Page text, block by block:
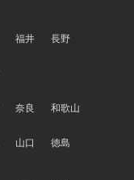
福井 長野
奈良 和歌山
山口
徳島